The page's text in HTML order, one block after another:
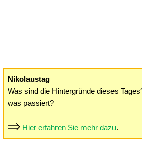
Nikolaustag
Was sind die Hintergründe dieses
was passiert?
Hier erfahren Sie mehr dazu.